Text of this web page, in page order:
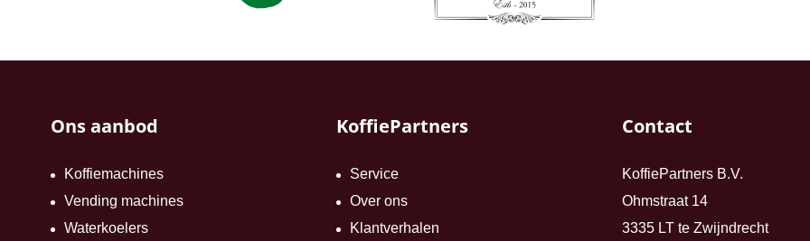
Ons aanbod
Koffiemachines
Vending machines
Waterkoelers
KoffiePartners
Service
Over ons
Klantverhalen
Contact
KoffiePartners B.V.
Ohmstraat 14
3335 LT te Zwijndrecht